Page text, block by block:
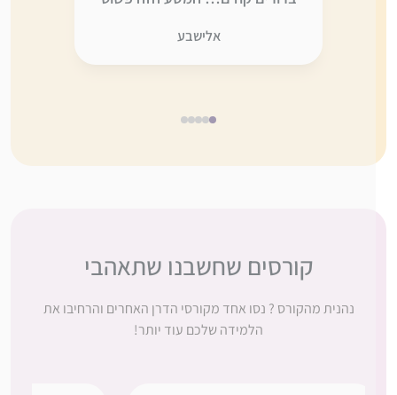
ענקית, כמו תמיד, על ההשקעה
והמסירות.
אלישבע
1
2
קורסים שחשבנו שתאהבי
נהנית מהקורס ? נסו אחד מקורסי הדרן האחרים והרחיבו את
הלמידה שלכם עוד יותר!